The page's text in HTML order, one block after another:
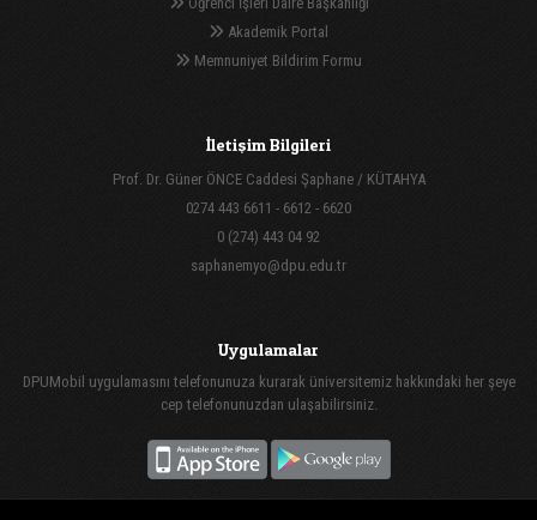
Akademik Portal
Memnuniyet Bildirim Formu
İletişim Bilgileri
Prof. Dr. Güner ÖNCE Caddesi Şaphane / KÜTAHYA
0274 443 6611 - 6612 - 6620
0 (274) 443 04 92
saphanemyo@dpu.edu.tr
Uygulamalar
DPUMobil uygulamasını telefonunuza kurarak üniversitemiz hakkındaki her şeye
cep telefonunuzdan ulaşabilirsiniz.